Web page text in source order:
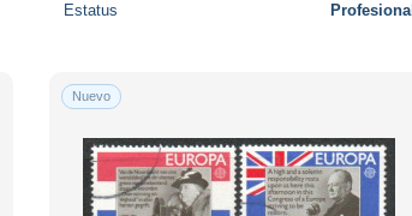
Estatus Profesional
Nuevo